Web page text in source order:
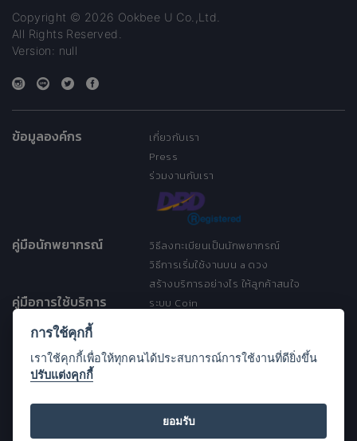
Copyright © 2026 Ookbee U Co.,Ltd.
All Rights Reserved.
Version: null
ข้อมูลองค์กร
เกี่ยวกับเรา
Press
ร่วมงานกับเรา
คู่มือนักพยากรณ์
วิธีลงทะเบียนเป็นนักพยากรณ์
วิธีการเริ่มใช้งานบน a ดวง
สร้างบริการอย่างไร ให้ลูกค้าสนใจ
คู่มือการใช้บริการ
ระบบ Coin
ประกาศการคุ้มครองข้อมูลส่วนบุคคล
Open Source License
FAQ
การใช้คุกกี้
เราใช้คุกกี้เพื่อให้ทุกคนได้ประสบการณ์การใช้งานที่ดียิ่งขึ้น
ปรับแต่งคุกกี้
ยอมรับ